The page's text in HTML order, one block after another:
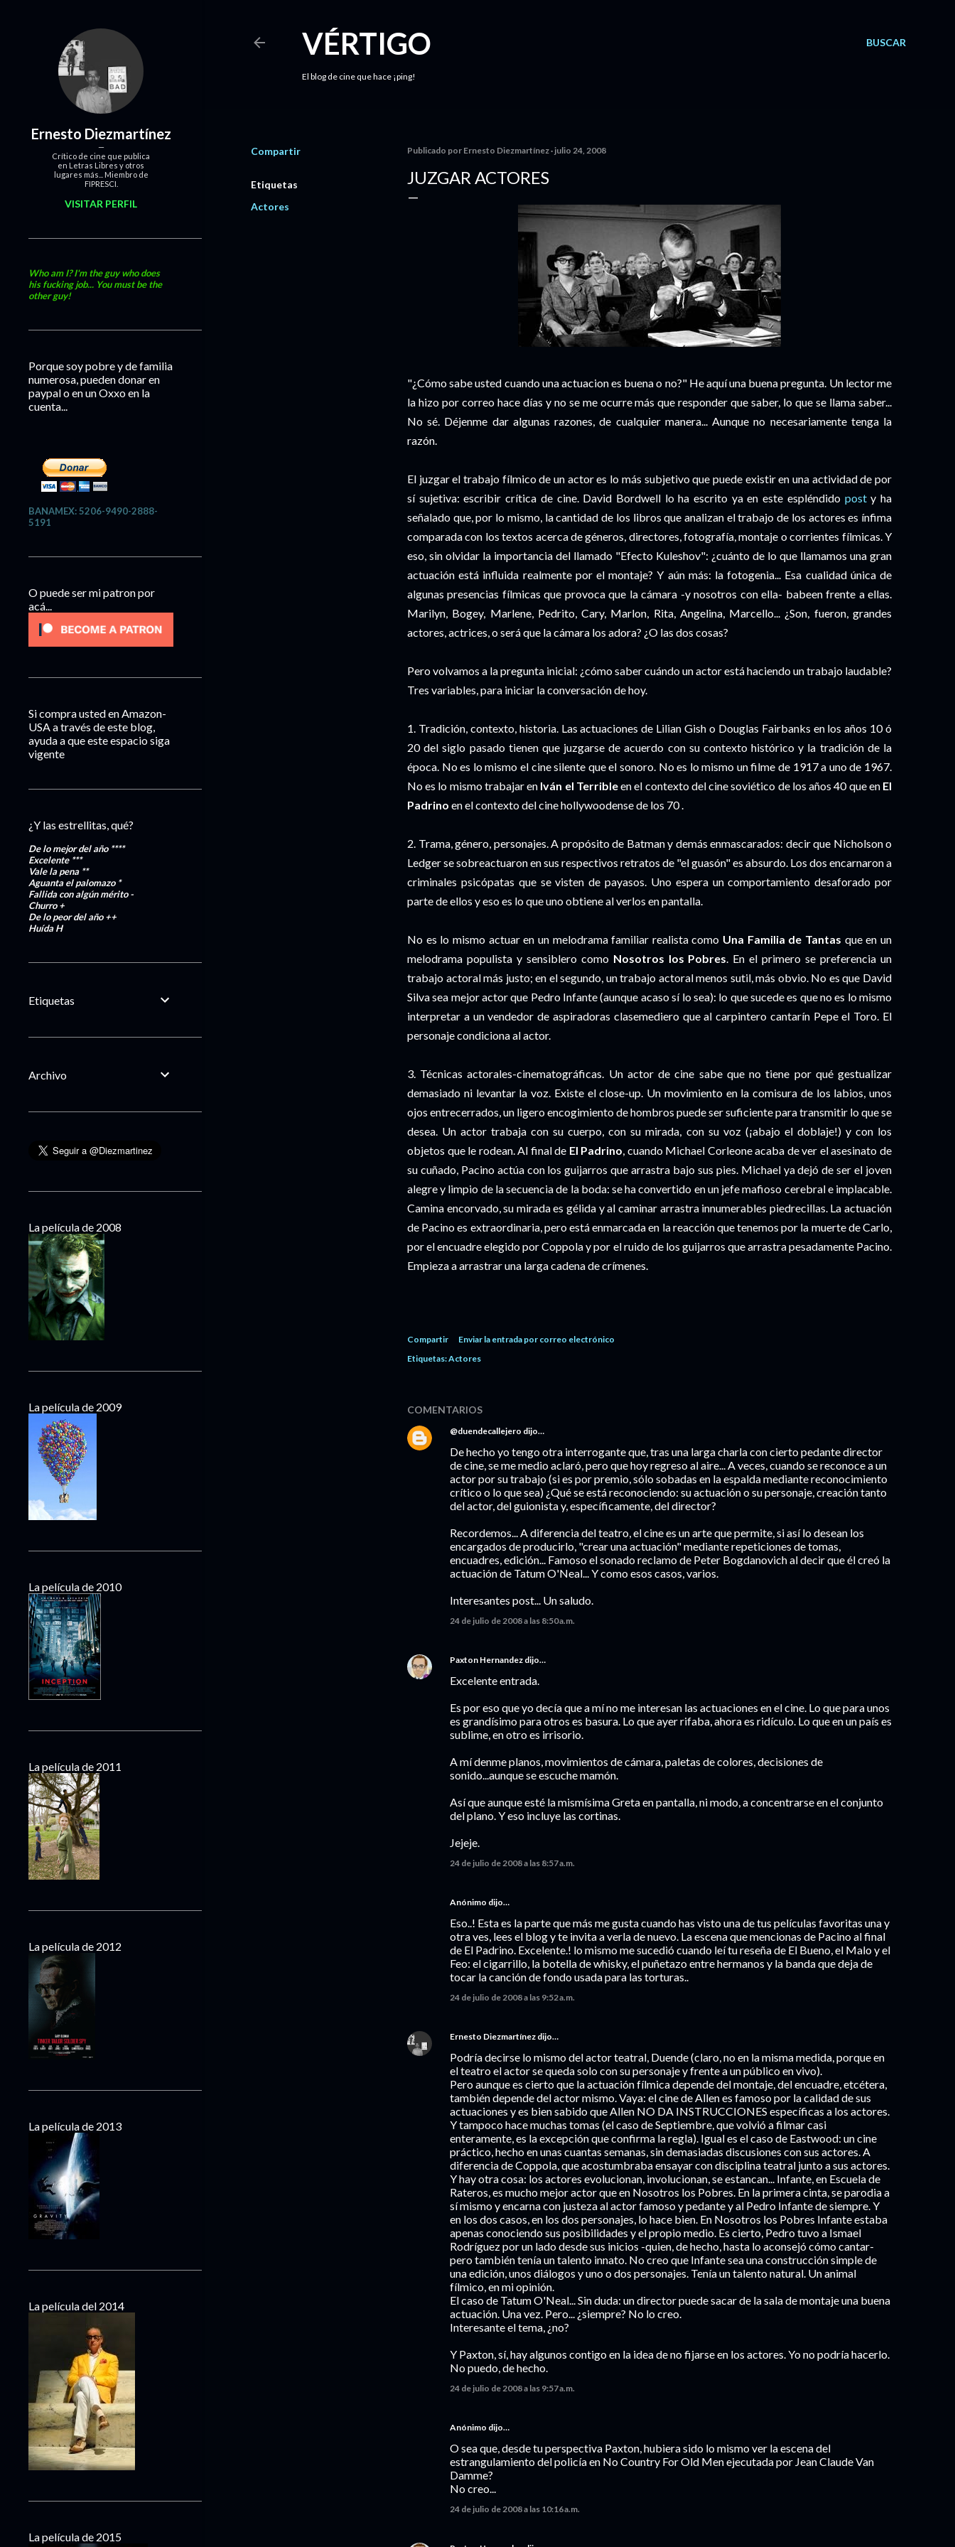
BUSCAR
VÉRTIGO
El blog de cine que hace ¡ping!
Compartir
Etiquetas
Actores
Publicado por Ernesto Diezmartínez julio 24, 2008
JUZGAR ACTORES
"¿Cómo sabe usted cuando una actuacion es buena o no?" He aquí una buena pregunta. Un lector me
la hizo por correo hace días y no se me ocurre más que responder que saber, lo que se llama saber...
No sé. Déjenme dar algunas razones, de cualquier manera... Aunque no necesariamente tenga la
razón.
El juzgar el trabajo fílmico de un actor es lo más subjetivo que puede existir en una actividad de por
sí sujetiva: escribir crítica de cine. David Bordwell lo ha escrito ya en este espléndido posty ha
señalado que, por lo mismo, la cantidad de los libros que analizan el trabajo de los actores es ínfima
comparada con los textos acerca de géneros, directores, fotografía, montaje o corrientes fílmicas. Y
eso, sin olvidar la importancia del llamado "Efecto Kuleshov": ¿cuánto de lo que llamamos una gran
actuación está influida realmente por el montaje? Y aún más: la fotogenia... Esa cualidad única de
algunas presencias fílmicas que provoca que la cámara -y nosotros con ella- babeen frente a ellas.
Marilyn, Bogey, Marlene, Pedrito, Cary, Marlon, Rita, Angelina, Marcello... ¿Son, fueron, grandes
actores, actrices, o será que la cámara los adora? ¿O las dos cosas?
Pero volvamos a la pregunta inicial: ¿cómo saber cuándo un actor está haciendo un trabajo laudable?
Tres variables, para iniciar la conversación de hoy.
1. Tradición, contexto, historia. Las actuaciones de Lilian Gish o Douglas Fairbanks en los años 10 ó
20 del siglo pasado tienen que juzgarse de acuerdo con su contexto histórico y la tradición de la
época. No es lo mismo el cine silente que el sonoro. No es lo mismo un filme de 1917 a uno de 1967.
No es lo mismo trabajar en Iván el Terribleen el contexto del cine soviético de los años 40 que en El
Padrino en el contexto del cine hollywoodense de los 70.
2. Trama, género, personajes. A propósito de Batman y demás enmascarados: decir que Nicholson o
Ledger se sobreactuaron en sus respectivos retratos de "el guasón" es absurdo. Los dos encarnaron a
criminales psicópatas que se visten de payasos. Uno espera un comportamiento desaforado por
parte de ellos y eso es lo que uno obtiene al verlos en pantalla.
No es lo mismo actuar en un melodrama familiar realista como Una Familia de Tantas que en un
melodrama populista y sensiblero como Nosotros los Pobres. En el primero se preferencia un
trabajo actoral más justo; en el segundo, un trabajo actoral menos sutil, más obvio. No es que David
Silva sea mejor actor que Pedro Infante (aunque acaso sí lo sea): lo que sucede es que no es lo mismo
interpretar a un vendedor de aspiradoras clasemediero que al carpintero cantarín Pepe el Toro. El
personaje condiciona al actor.
3. Técnicas actorales-cinematográficas. Un actor de cine sabe que no tiene por qué gestualizar
demasiado ni levantar la voz. Existe el close-up. Un movimiento en la comisura de los labios, unos
ojos entrecerrados, un ligero encogimiento de hombros puede ser suficiente para transmitir lo que se
desea. Un actor trabaja con su cuerpo, con su mirada, con su voz (¡abajo el doblaje!) y con los
objetos que le rodean. Al final de El Padrino, cuando Michael Corleone acaba de ver el asesinato de
su cuñado, Pacino actúa con los guijarros que arrastra bajo sus pies. Michael ya dejó de ser el joven
alegre y limpio de la secuencia de la boda: se ha convertido en un jefe mafioso cerebral e implacable.
Camina encorvado, su mirada es gélida y al caminar arrastra innumerables piedrecillas. La actuación
de Pacino es extraordinaria, pero está enmarcada en la reacción que tenemos por la muerte de Carlo,
por el encuadre elegido por Coppola y por el ruido de los guijarros que arrastra pesadamente Pacino.
Empieza a arrastrar una larga cadena de crímenes.
Compartir
Enviar la entrada por correo electrónico
Etiquetas:Actores
COMENTARIOS
@duendecallejero dijo…
De hecho yo tengo otra interrogante que, tras una larga charla con cierto pedante director
de cine, se me medio aclaró, pero que hoy regreso al aire... A veces, cuando se reconoce a un
actor por su trabajo (si es por premio, sólo sobadas en la espalda mediante reconocimiento
crítico o lo que sea) ¿Qué se está reconociendo: su actuación o su personaje, creación tanto
del actor, del guionista y, específicamente, del director?
Recordemos... A diferencia del teatro, el cine es un arte que permite, si así lo desean los
encargados de producirlo, "crear una actuación" mediante repeticiones de tomas,
encuadres, edición... Famoso el sonado reclamo de Peter Bogdanovich al decir que él creó la
actuación de Tatum O'Neal... Y como esos casos, varios.
Interesantes post... Un saludo.
24 de julio de 2008 a las 8:50 a.m.
Paxton Hernandez dijo…
Excelente entrada.
Es por eso que yo decía que a mí no me interesan las actuaciones en el cine. Lo que para unos
es grandísimo para otros es basura. Lo que ayer rifaba, ahora es ridículo. Lo que en un país es
sublime, en otro es irrisorio.
A mí denme planos, movimientos de cámara, paletas de colores, decisiones de
sonido...aunque se escuche mamón.
Así que aunque esté la mismísima Greta en pantalla, ni modo, a concentrarse en el conjunto
del plano. Y eso incluye las cortinas.
Jejeje.
24 de julio de 2008 a las 8:57 a.m.
Anónimo dijo…
Eso..! Esta es la parte que más me gusta cuando has visto una de tus películas favoritas una y
otra ves, lees el blog y te invita a verla de nuevo. La escena que mencionas de Pacino al final
de El Padrino. Excelente.! lo mismo me sucedió cuando leí tu reseña de El Bueno, el Malo y el
Feo: el cigarrillo, la botella de whisky, el puñetazo entre hermanos y la banda que deja de
tocar la canción de fondo usada para las torturas..
24 de julio de 2008 a las 9:52 a.m.
Ernesto Diezmartínez dijo…
Podría decirse lo mismo del actor teatral, Duende (claro, no en la misma medida, porque en
el teatro el actor se queda solo con su personaje y frente a un público en vivo).
Pero aunque es cierto que la actuación fílmica depende del montaje, del encuadre, etcétera,
también depende del actor mismo. Vaya: el cine de Allen es famoso por la calidad de sus
actuaciones y es bien sabido que Allen NO DA INSTRUCCIONES específicas a los actores.
Y tampoco hace muchas tomas (el caso de Septiembre, que volvió a filmar casi
enteramente, es la excepción que confirma la regla). Igual es el caso de Eastwood: un cine
práctico, hecho en unas cuantas semanas, sin demasiadas discusiones con sus actores. A
diferencia de Coppola, que acostumbraba ensayar con disciplina teatral junto a sus actores.
Y hay otra cosa: los actores evolucionan, involucionan, se estancan... Infante, en Escuela de
Rateros, es mucho mejor actor que en Nosotros los Pobres. En la primera cinta, se parodia a
sí mismo y encarna con justeza al actor famoso y pedante y al Pedro Infante de siempre. Y
en los dos casos, en los dos personajes, lo hace bien. En Nosotros los Pobres Infante estaba
apenas conociendo sus posibilidades y el propio medio. Es cierto, Pedro tuvo a Ismael
Rodríguez por un lado desde sus inicios -quien, de hecho, hasta lo aconsejó cómo cantar-
pero también tenía un talento innato. No creo que Infante sea una construcción simple de
una edición, unos diálogos y uno o dos personajes. Tenía un talento natural. Un animal
fílmico, en mi opinión.
El caso de Tatum O'Neal... Sin duda: un director puede sacar de la sala de montaje una buena
actuación. Una vez. Pero... ¿siempre? No lo creo.
Interesante el tema, ¿no?
Y Paxton, sí, hay algunos contigo en la idea de no fijarse en los actores. Yo no podría hacerlo.
No puedo, de hecho.
24 de julio de 2008 a las 9:57 a.m.
Anónimo dijo…
O sea que, desde tu perspectiva Paxton, hubiera sido lo mismo ver la escena del
estrangulamiento del policía en No Country For Old Men ejecutada por Jean Claude Van
Damme?
No creo...
24 de julio de 2008 a las 10:16 a.m.
Ernesto Diezmartínez
Crítico de cine que publica
en Letras Libres y otros
lugares más... Miembro de
FIPRESCI.
VISITAR PERFIL
Who am I? I'm the guy who does
his fucking job... You must be the
other guy!
Porque soy pobre y de familia
numerosa, pueden donar en
paypal o en un Oxxo en la
cuenta...
BANAMEX: 5206-9490-2888-
5191
O puede ser mi patron por
acá...
Si compra usted en Amazon-
USA a través de este blog,
ayuda a que este espacio siga
vigente
¿Y las estrellitas, qué?
De lo mejor del año ****
Excelente***
Vale la pena **
Aguanta el palomazo *
Fallida con algún mérito-
Churro+
De lo peor del año++
HuídaH
Etiquetas
Archivo
La película de 2008
La película de 2009
La película de 2010
La película de 2011
La película de 2012
La película de 2013
La película del 2014
La película de 2015